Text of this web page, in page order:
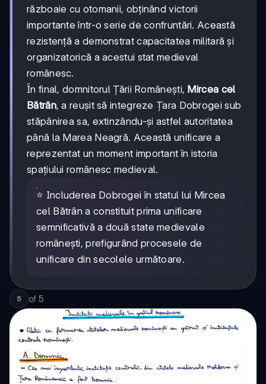
războaie cu otomanii, obținând victorii
importante într-o serie de confruntări. Această
rezistență a demonstrat capacitatea militară și
organizatorică a acestui stat medieval
românesc.
În final, domnitorul Țării Românești, Mircea cel
Bătrân, a reușit să integreze Țara Dobrogei sub
stăpânirea sa, extinzându-și astfel autoritatea
până la Marea Neagră. Această unificare a
reprezentat un moment important în istoria
spațiului românesc medieval.
⭐ Includerea Dobrogei în statul lui Mircea
cel Bătrân a constituit prima unificare
semnificativă a două state medievale
românești, prefigurând procesele de
unificare din secolele următoare.
5 of 5